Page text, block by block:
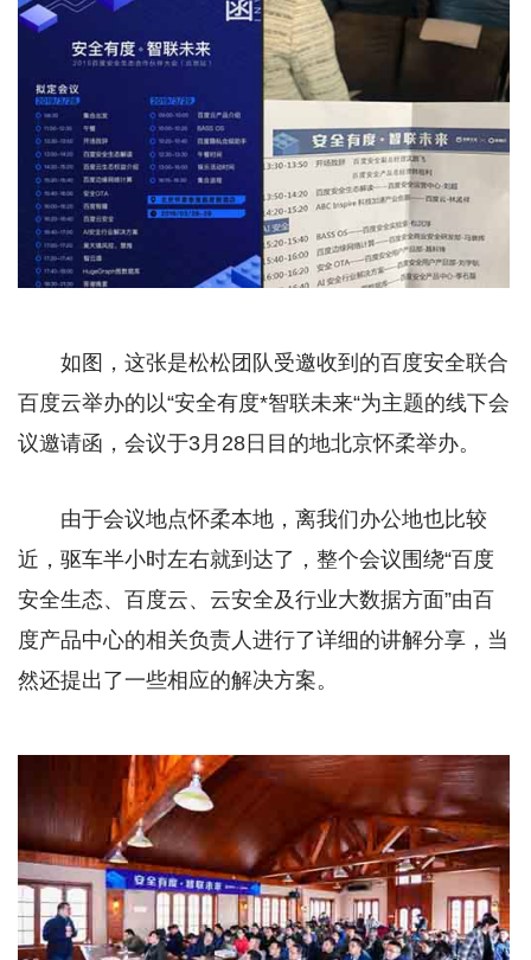
如图，这张是松松团队受邀收到的百度安全联合
百度云举办的以“安全有度*智联未来“为主题的线下会
议邀请函，会议于3月28日目的地北京怀柔举办。
由于会议地点怀柔本地，离我们办公地也比较
近，驱车半小时左右就到达了，整个会议围绕“百度
安全生态、百度云、云安全及行业大数据方面”由百
度产品中心的相关负责人进行了详细的讲解分享，当
然还提出了一些相应的解决方案。